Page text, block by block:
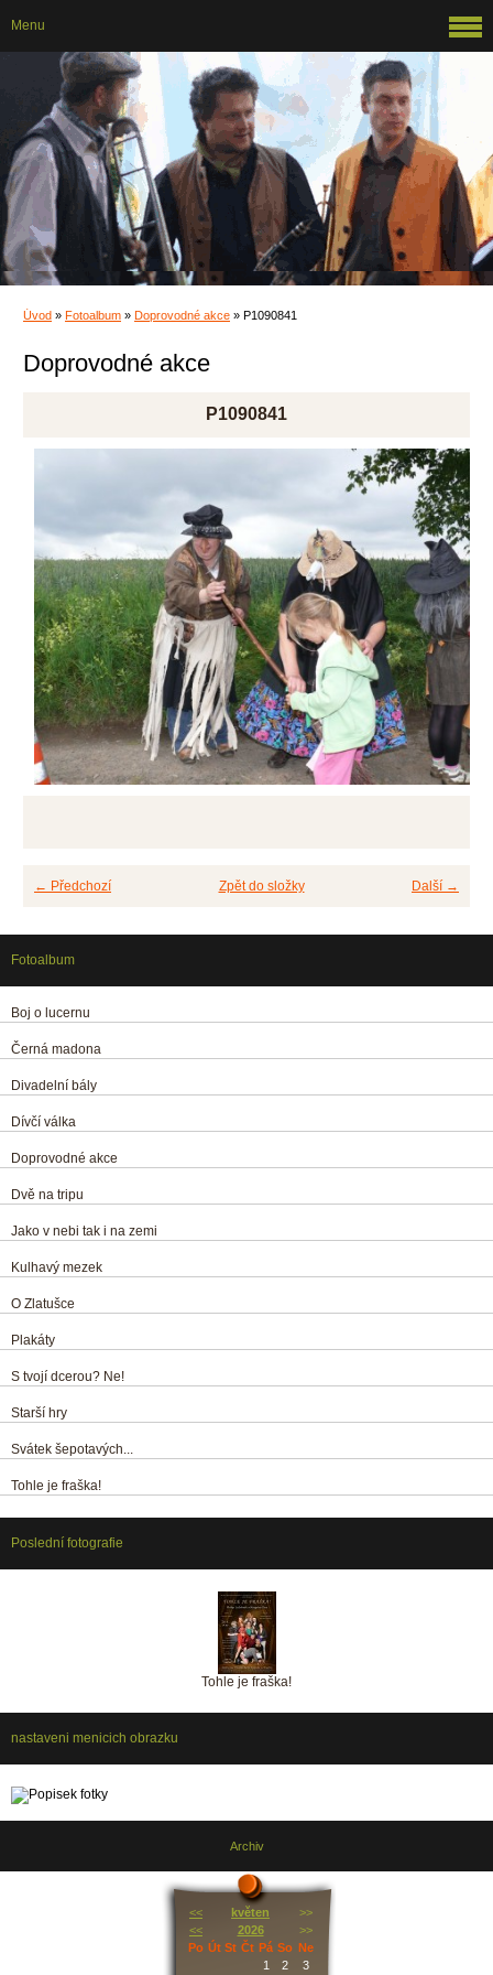
Úvod » Fotoalbum » Doprovodné akce » P1090841
Doprovodné akce
P1090841
← Předchozí Další →
Zpět do složky
Menu
Fotoalbum
Boj o lucernu
Černá madona
Divadelní bály
Dívčí válka
Doprovodné akce
Dvě na tripu
Jako v nebi tak i na zemi
Kulhavý mezek
O Zlatušce
Plakáty
S tvojí dcerou? Ne!
Starší hry
Svátek šepotavých...
Tohle je fraška!
Poslední fotografie
Tohle je fraška!
nastaveni menicich obrazku
Archiv
<< květen
>>
<<
2026
>>
Po Út St Čt Pá So Ne
1
2 3